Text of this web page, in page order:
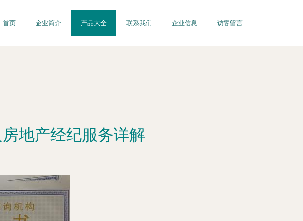
首页 企业简介 产品大全 联系我们 企业信息 访客留言
地产经纪服务详解